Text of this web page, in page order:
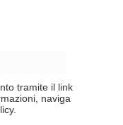
tramite il link
naviga